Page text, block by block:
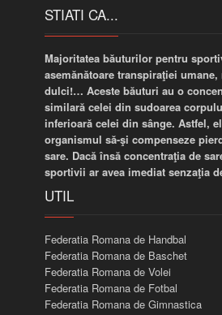
STIATI CA...
Majoritatea băuturilor pentru
asemănătoare transpiraţiei
dulci!… Aceste băuturi au o
similară celei din sudoarea
inferioară celei din sânge. Astfel,
organismul să-şi compenseze
sare. Dacă însă concentraţia de
sportivii ar avea imediat senzaţia
UTIL
Federatia Romana de Handbal
Federatia Romana de Baschet
Federatia Romana de Volei
Federatia Romana de Fotbal
Federatia Romana de Gimnastica